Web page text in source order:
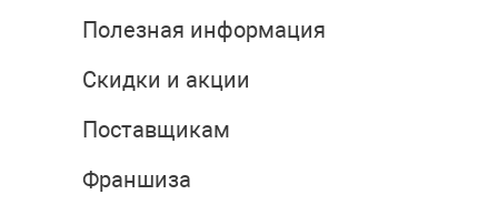
Полезная информация
Скидки и акции
Поставщикам
Франшиза